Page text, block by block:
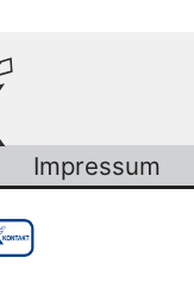
Impressum